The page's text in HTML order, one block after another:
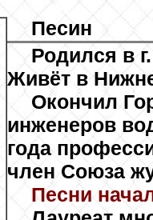
Песин
Родился в
Живёт в
Окончил
инженеров
года
член Союза
Песни